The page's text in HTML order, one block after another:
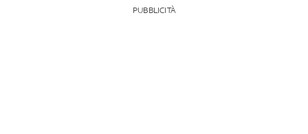
PUBBLICITÀ